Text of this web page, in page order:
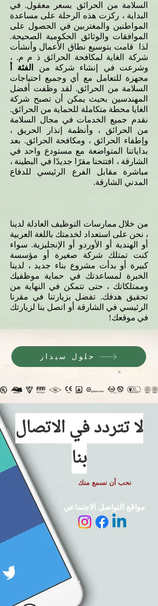
السلامة من الحرائق بسعر معقول. في
البداية ، ركزت هذه الرحلة على مساعدة
المواطنين والمغتربين في الحصول على
الموافقات والوثائق الحكومية الصحيحة.
لذا قامت بتوسيع نطاق الأعمال وأنشأت
شركة الغاية لمكافحة الحرائق ذ م م. ،
وشرعت في إنشاء شركة من
الفئة أ
مجهزة للتعامل مع أي وجميع احتياجات
السلامة من الحرائق. لقد وظفت أفضل
المهندسين بحيث يمكن أن تصبح شركة
الغايا محطة متكاملة للحماية من الحرائق.
نقدم جميع الخدمات في مجال السلامة
من الحرائق ، وأنظمة إنذار الحريق ،
وإطفاء الحرائق ، ومكافحة الحرائق. بعد
بداياتنا المتواضعة مع مستودع واحد في
الشارقة ، افتتحنا مقرًا جديدًا في البطينة ،
مباشرة مقابل الفرع الرئيسي للدفاع
المدني الشارقة.
من خلال ممارسات التوظيف العادلة لدينا
، نحن على استعداد لخدمتك باللغة العربية
أو الهندية أو الأوردو أو الإنجليزية. سواء
كنت تمتلك شركة صغيرة أو مؤسسة
كبيرة أو بدأت مشروع بناء جديد ، لدينا
الخبرة لمساعدتك في حماية موظفيك
وممتلكاتك ، حتى تتمكن في النهاية من
تحقيق هدفك. تفضل بزيارتنا في مقرنا
الرئيسي في الشارقة أو اتصل بنا لزيارتك
في موقعك!
حلول سيدار
لا تتردد في الاتصال
بنا
نحب أن نسمع منك
مواقع التواصل الاجتماعي